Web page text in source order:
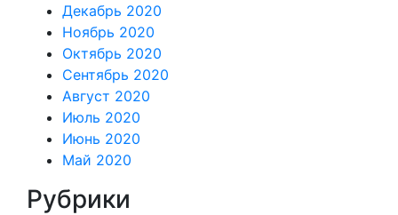
Декабрь 2020
Ноябрь 2020
Октябрь 2020
Сентябрь 2020
Август 2020
Июль 2020
Июнь 2020
Май 2020
Рубрики